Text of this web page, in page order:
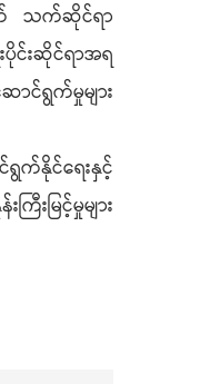
က် သက်ဆိုင်ရာ
ပိုင်းဆိုင်ရာအရ
င်ရွက်မှုများ
က်နိုင်ရေးနှင့်
မြင့်မှုများ